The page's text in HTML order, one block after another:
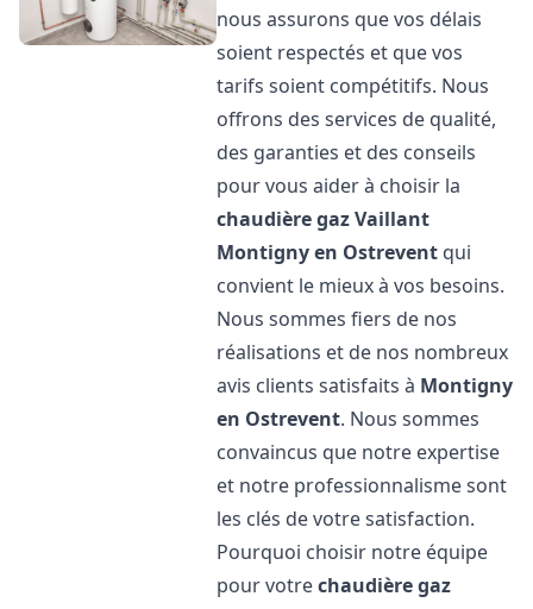
nous assurons que vos délais
soient respectés et que vos
tarifs soient compétitifs. Nous
offrons des services de qualité,
des garanties et des conseils
pour vous aider à choisir la
chaudière gaz Vaillant
Montigny en Ostrevent qui
convient le mieux à vos besoins.
Nous sommes fiers de nos
réalisations et de nos nombreux
avis clients satisfaits à Montigny
en Ostrevent. Nous sommes
convaincus que notre expertise
et notre professionnalisme sont
les clés de votre satisfaction.
Pourquoi choisir notre équipe
pour votrechaudière gaz